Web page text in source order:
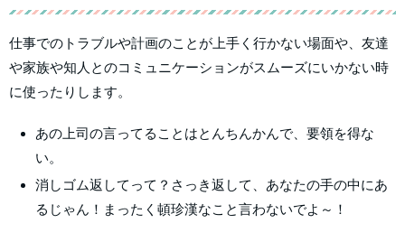
仕事でのトラブルや計画のことが上手く行かない場面や、友達
や家族や知人とのコミュニケーションがスムーズにいかない時
に使ったりします。
あの上司の言ってることはとんちんかんで、要領を得な
い。
消しゴム返してって？さっき返して、あなたの手の中にあ
るじゃん！まったく頓珍漢なこと言わないでよ～！